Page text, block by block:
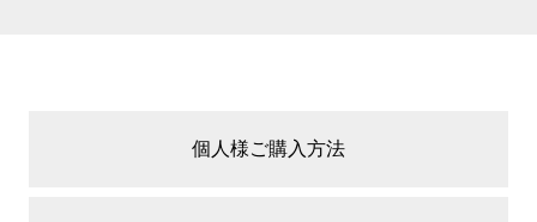
個人様ご購入方法